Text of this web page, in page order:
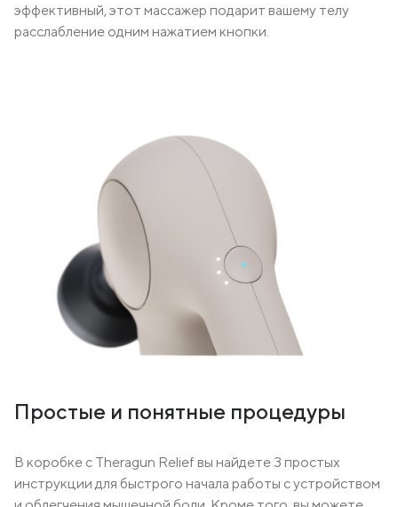
эффективный, этот массажер подарит вашему телу
расслабление одним нажатием кнопки.
Простые и понятные процедуры
В коробке с Theragun Relief вы найдете 3 простых
инструкции для быстрого начала работы с устройством